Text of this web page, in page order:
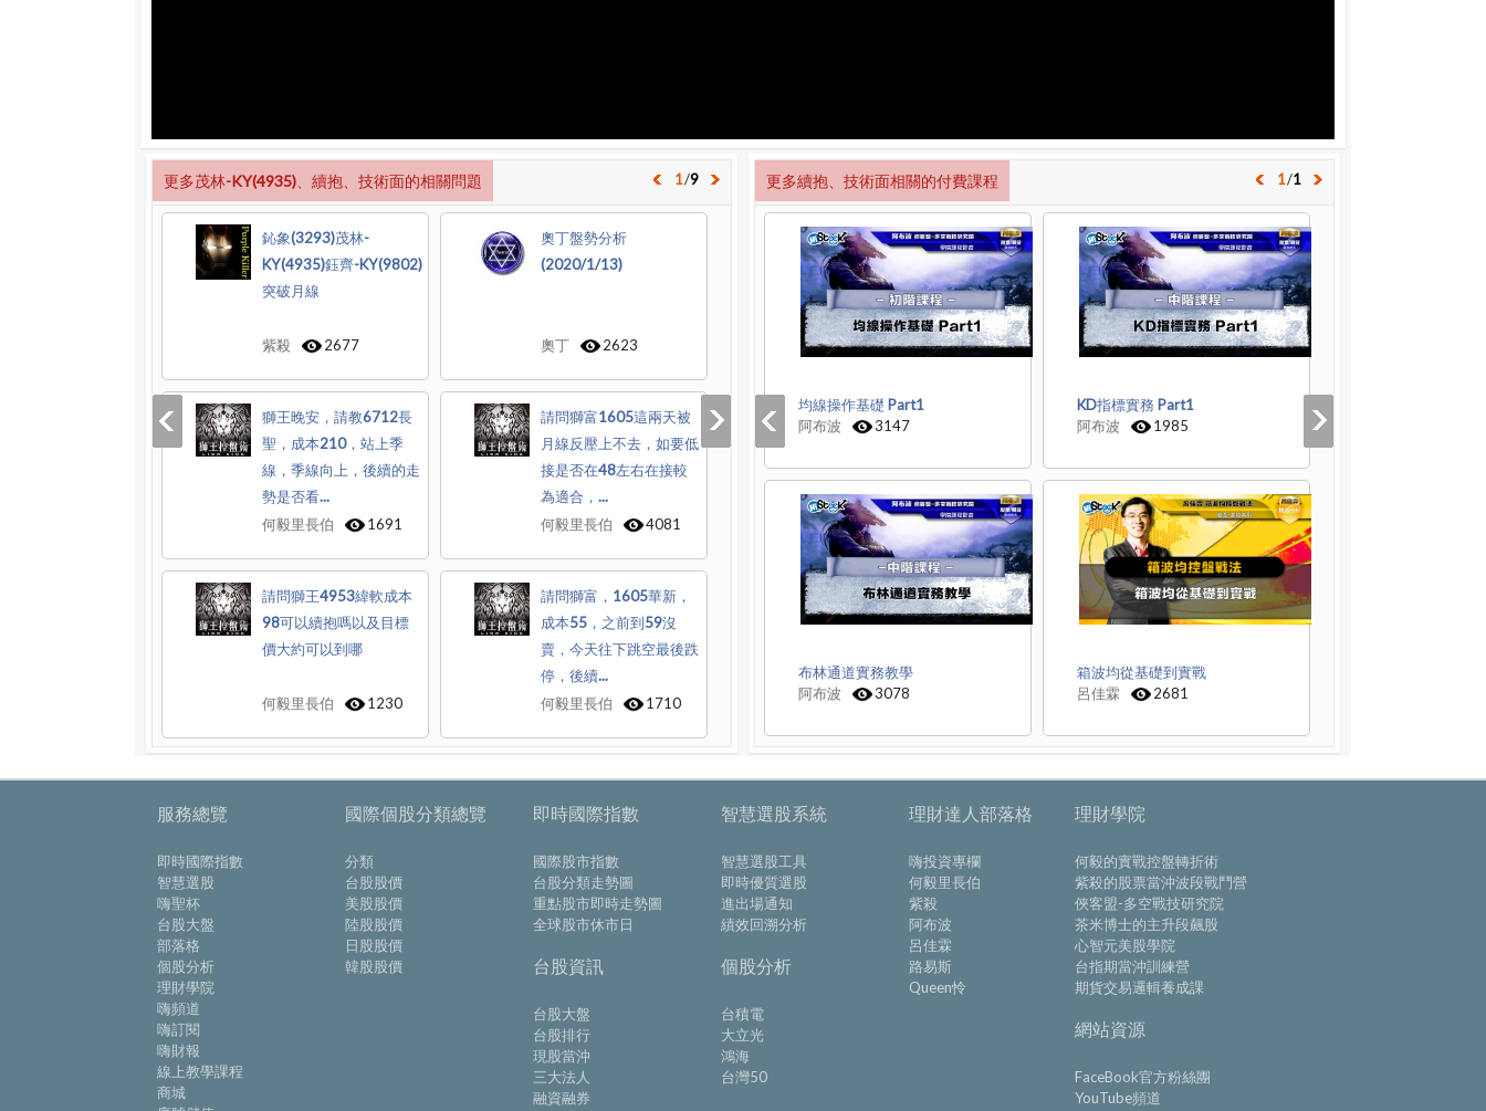
更多茂林-KY(4935)、續抱、技術面的相關問題 1/9
鈊象(3293)茂林-
KY(4935)鈺齊-KY(9802)
突破月線
紫殺 2677
奧丁盤勢分析
(2020/1/13)
奧丁 2623
獅王晚安，請教6712長
聖，成本210，站上季
線，季線向上，後續的走
勢是否看...
何毅里長伯
1691
請問獅富1605這兩天被
月線反壓上不去，如要低
接是否在48左右在接較
為適合，...
何毅里長伯
4081
請問獅王4953緯軟成本
98可以續抱嗎以及目標
價大約可以到哪
何毅里長伯 1230
請問獅富，1605華新，
成本55，之前到59沒
賣，今天往下跳空最後跌
停，後續...
何毅里長伯
1710
更多續抱、技術面相關的付費課程 1/1
均線操作基礎 Part1
阿布波
3147
KD指標實務 Part1
阿布波
1985
布林通道實務教學
阿布波
3078
箱波均從基礎到實戰
呂佳霖
2681
服務總覽
即時國際指數
智慧選股
嗨聖杯
台股大盤
部落格
個股分析
理財學院
嗨頻道
嗨訂閱
嗨財報
線上教學課程
商城
國際個股分類總覽
分類
台股股價
美股股價
陸股股價
日股股價
韓股股價
即時國際指數
國際股市指數
台股分類走勢圖
重點股市即時走勢圖
全球股市休市日
台股資訊
台股大盤
台股排行
現股當沖
三大法人
融資融券
智慧選股系統
智慧選股工具
即時優質選股
進出場通知
績效回溯分析
個股分析
台積電
大立光
鴻海
台灣50
理財達人部落格
嗨投資專欄
何毅里長伯
紫殺
阿布波
呂佳霖
路易斯
Queen怜
理財學院
何毅的實戰控盤轉折術
紫殺的股票當沖波段戰鬥營
俠客盟-多空戰技研究院
茶米博士的主升段飆股
心智元美股學院
台指期當沖訓練營
期貨交易邏輯養成課
網站資源
FaceBook官方粉絲團
YouTube頻道